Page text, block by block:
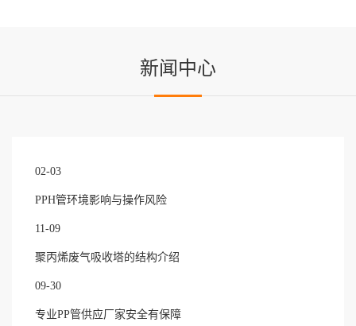
新闻中心
02-03
PPH管环境影响与操作风险
11-09
聚丙烯废气吸收塔的结构介绍
09-30
专业PP管供应厂家安全有保障